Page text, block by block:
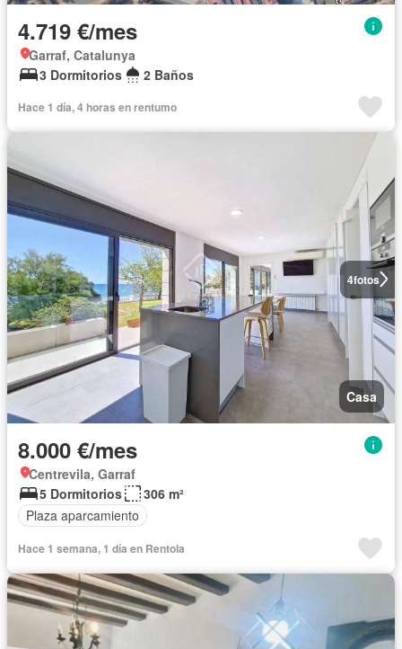
4.719 €/mes
Garraf, Catalunya
3 Dormitorios
2 Baños
Hace 1 día, 4 horas en rentumo
4fotos
Casa
8.000 €/mes
Centrevila, Garraf
5 Dormitorios
306 m²
Plaza aparcamiento
Hace 1 semana, 1 día en Rentola